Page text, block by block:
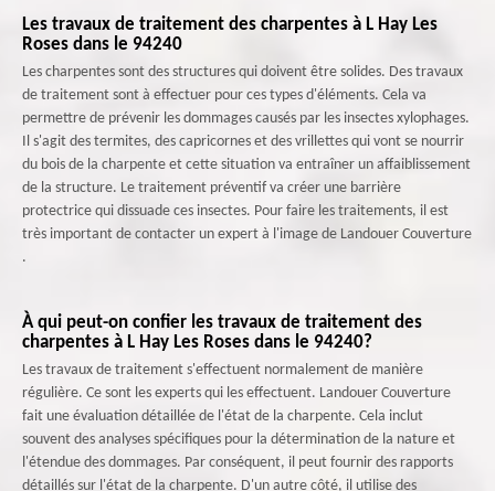
Les travaux de traitement des charpentes à L Hay Les
Roses dans le 94240
Les charpentes sont des structures qui doivent être solides. Des travaux
de traitement sont à effectuer pour ces types d'éléments. Cela va
permettre de prévenir les dommages causés par les insectes xylophages.
Il s'agit des termites, des capricornes et des vrillettes qui vont se nourrir
du bois de la charpente et cette situation va entraîner un affaiblissement
de la structure. Le traitement préventif va créer une barrière
protectrice qui dissuade ces insectes. Pour faire les traitements, il est
très important de contacter un expert à l'image de Landouer Couverture
.
À qui peut-on confier les travaux de traitement des
charpentes à L Hay Les Roses dans le 94240?
Les travaux de traitement s'effectuent normalement de manière
régulière. Ce sont les experts qui les effectuent. Landouer Couverture
fait une évaluation détaillée de l'état de la charpente. Cela inclut
souvent des analyses spécifiques pour la détermination de la nature et
l'étendue des dommages. Par conséquent, il peut fournir des rapports
détaillés sur l'état de la charpente. D'un autre côté, il utilise des